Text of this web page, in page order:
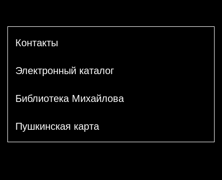
Контакты
Электронный каталог
Библиотека Михайлова
Пушкинская карта